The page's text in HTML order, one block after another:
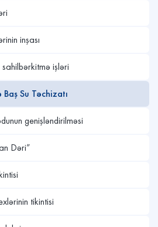
inşası
işləri
Su Təchizatı
genişləndirilməsi
Dəri”
tikintisi